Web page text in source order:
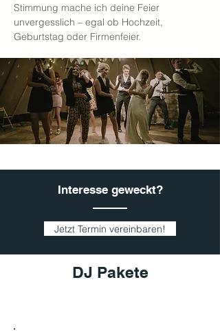
Stimmung mache ich deine Feier
unvergesslich – egal ob Hochzeit,
Geburtstag oder Firmenfeier.
Interesse geweckt?
Jetzt Termin vereinbaren!
DJ Pakete